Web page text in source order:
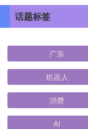
话题标签
广东
机器人
消费
AI